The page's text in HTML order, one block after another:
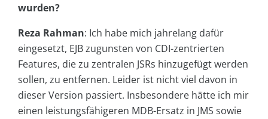
wurden?
Reza Rahman: Ich habe mich jahrelang dafür
eingesetzt, EJB zugunsten von CDI-zentrierten
Features, die zu zentralen JSRs hinzugefügt werden
sollen, zu entfernen. Leider ist nicht viel davon in
dieser Version passiert. Insbesondere hätte ich mir
einen leistungsfähigeren MDB-Ersatz in JMS sowie